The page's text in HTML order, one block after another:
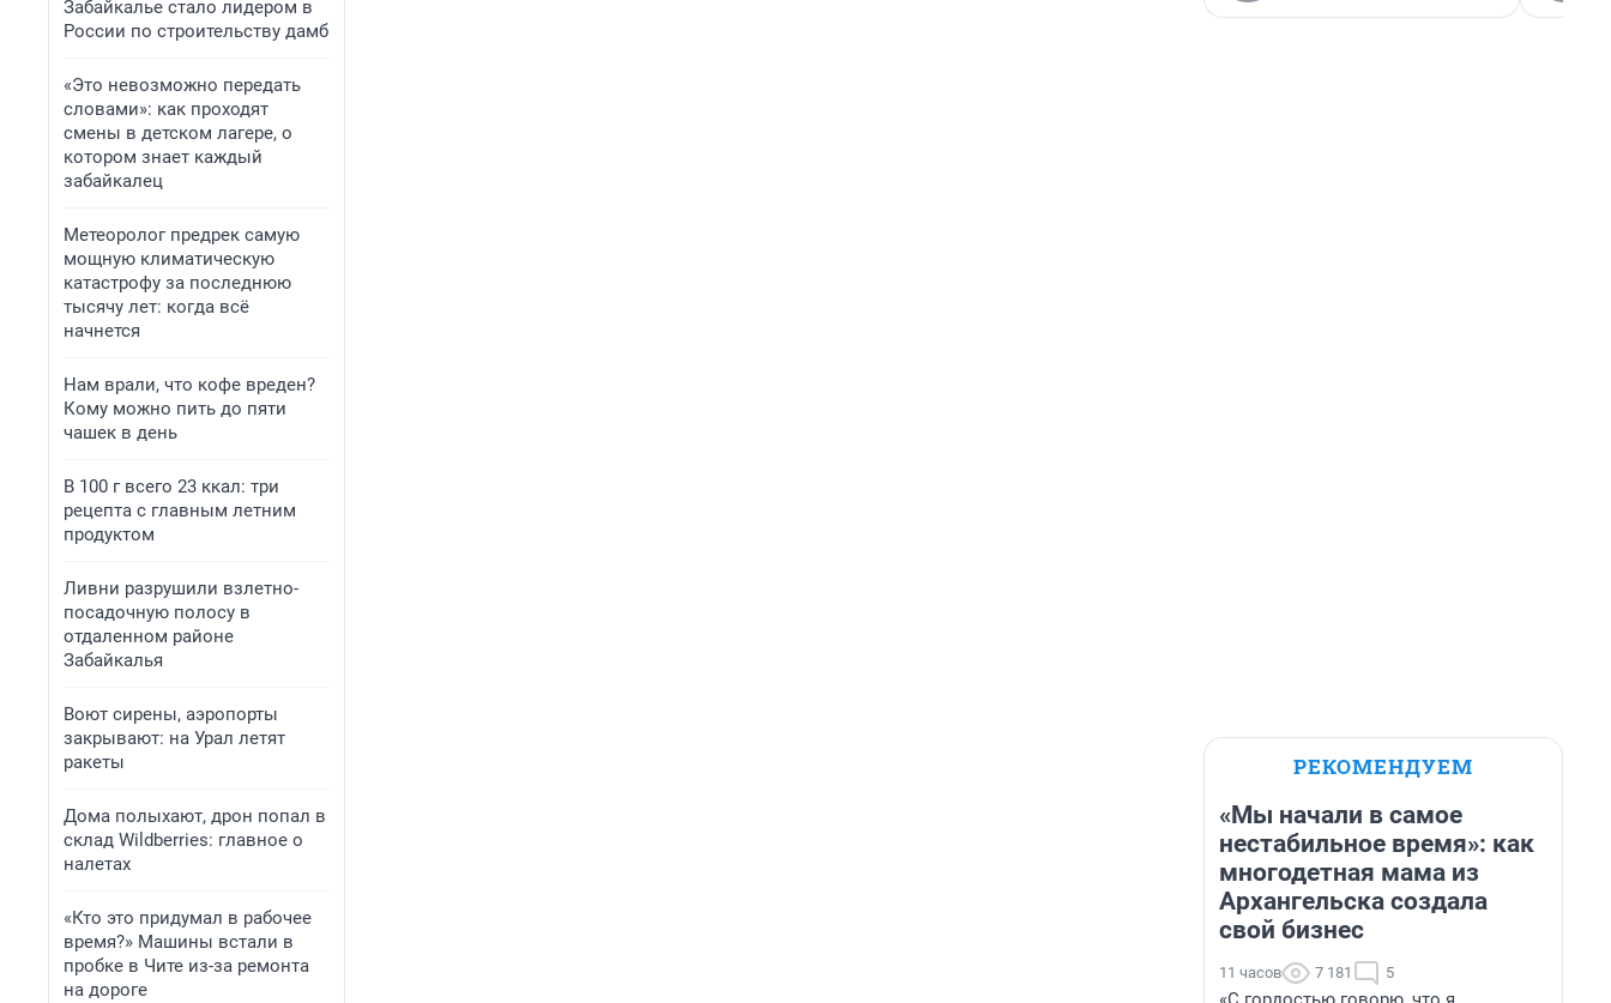
Забайкалье стало лидером в
России по строительству дамб
«Это невозможно передать
словами»: как проходят
смены в детском лагере, о
котором знает каждый
забайкалец
Метеоролог предрек самую
мощную климатическую
катастрофу за последнюю
тысячу лет: когда всё
начнется
Нам врали, что кофе вреден?
Кому можно пить до пяти
чашек в день
В 100 г всего 23 ккал: три
рецепта с главным летним
продуктом
Ливни разрушили взлетно-
посадочную полосу в
отдаленном районе
Забайкалья
Воют сирены, аэропорты
закрывают: на Урал летят
ракеты
Дома полыхают, дрон попал в
склад Wildberries: главное о
налетах
«Кто это придумал в рабочее
время?» Машины встали в
пробке в Чите из-за ремонта
на дороге
РЕКОМЕНДУЕМ
«Мы начали в самое
нестабильное время»: как
многодетная мама из
Архангельска создала
свой бизнес
11 часов 7 181 5